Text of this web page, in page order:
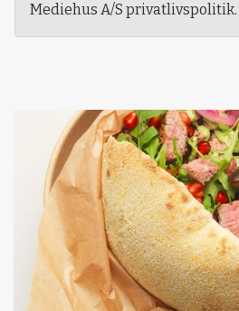
Mediehus A/S privatlivspolitik.